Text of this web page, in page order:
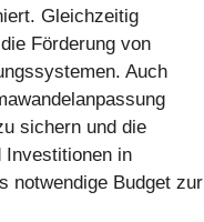
Gleichzeitig
Förderung von
Auch
sichern und die
Investitionen in
notwendige Budget zur